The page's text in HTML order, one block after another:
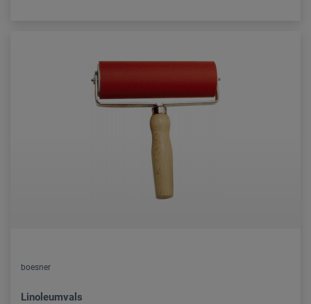
boesner
Linoleumvals